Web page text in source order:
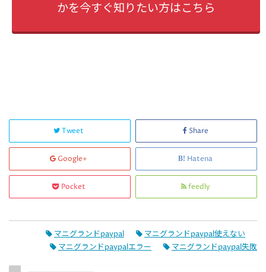
かを今すぐ知りたい方はこちら
Tweet Share
Google+ Hatena
Pocket feedly
マニグランドpaypal
マニグランドpaypal使えない
マニグランドpaypalエラー
マニグランドpaypal失敗